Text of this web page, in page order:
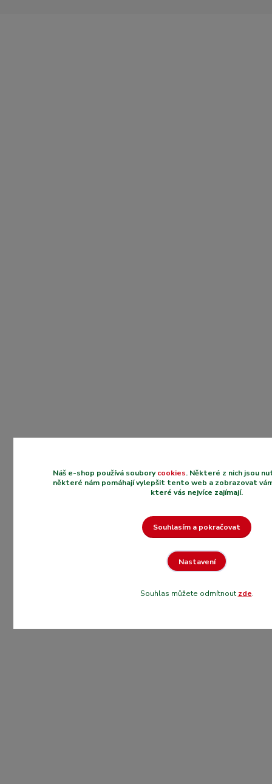
Náš e-shop používá souborycookies. Některé z nich jsou
některé nám pomáhají vylepšit tento web a zobrazovat
které vás nejvíce zajímají.
Nastavení
Souhlasím a pokračovat
Souhlas můžete odmítnout zde.